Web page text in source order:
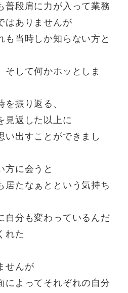
普段肩に力が入って業務
はありませんが
も当時しか知らない方と
そして何かホッとしま
振り返る、
見返した以上に
い出すことができまし
方に会うと
居たなぁとという気持ち
自分も変わっているんだ
れた
せんが
によってそれぞれの自分